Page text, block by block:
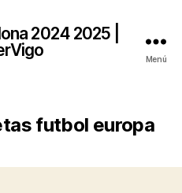
2024 2025 |
Menú
futbol europa